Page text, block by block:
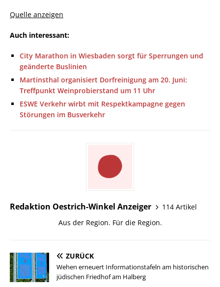
Quelle anzeigen
Auch interessant:
City Marathon in Wiesbaden sorgt für Sperrungen und
geänderte Buslinien
Martinsthal organisiert Dorfreinigung am 20. Juni:
Treffpunkt Weinprobierstand um 11 Uhr
ESWE Verkehr wirbt mit Respektkampagne gegen
Störungen im Busverkehr
Redaktion Oestrich-Winkel Anzeiger
114 Artikel
Aus der Region. Für die Region.
ZURÜCK
Wehen erneuert Informationstafeln am historischen
jüdischen Friedhof am Halberg